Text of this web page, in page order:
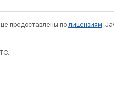
предоставлены полицензиям.